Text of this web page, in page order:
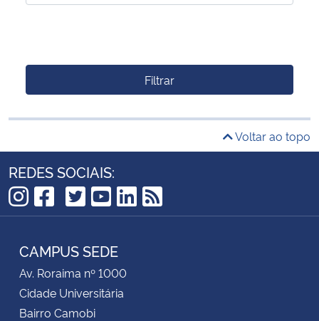
Filtrar
Voltar ao topo
REDES SOCIAIS:
Instagram
Facebook
TikTok
Twitter
YouTube
LinkedIn
RSS
CAMPUS SEDE
Av. Roraima nº 1000
Cidade Universitária
Bairro Camobi